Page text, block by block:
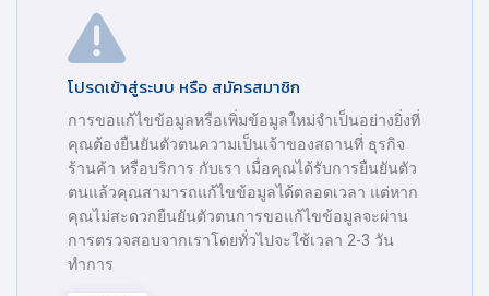
โปรดเข้าสู่ระบบ หรือ สมัครสมาชิก
การขอแก้ไขข้อมูลหรือเพิ่มข้อมูลใหม่จำเป็นอย่างยิ่งที่
คุณต้องยืนยันตัวตนความเป็นเจ้าของสถานที่ ธุรกิจ
ร้านค้า หรือบริการ กับเรา เมื่อคุณได้รับการยืนยันตัว
ตนแล้วคุณสามารถแก้ไขข้อมูลได้ตลอดเวลา แต่หาก
คุณไม่สะดวกยืนยันตัวตนการขอแก้ไขข้อมูลจะผ่าน
การตรวจสอบจากเราโดยทั่วไปจะใช้เวลา 2-3 วัน
ทำการ